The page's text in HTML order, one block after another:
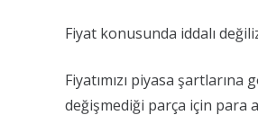
Fiyat konusunda iddalı
Fiyatımızı piyasa
değişmediği parça için para